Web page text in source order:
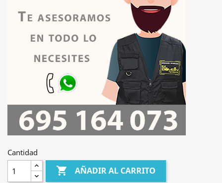
Cantidad
 AÑADIR AL CARRITO